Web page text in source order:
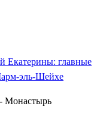
Екатерины: главные
эль-Шейхе
Монастырь